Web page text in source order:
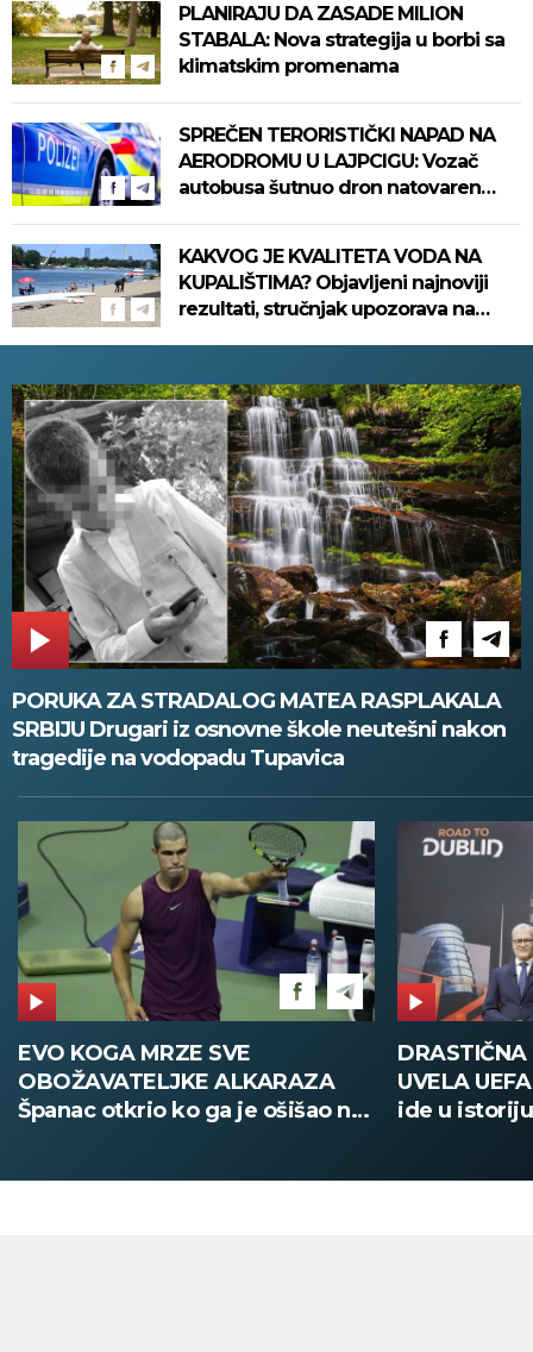
PLANIRAJU DA ZASADE MILION
STABALA: Nova strategija u borbi sa
klimatskim promenama
SPREČEN TERORISTIČKI NAPAD NA
AERODROMU U LAJPCIGU: Vozač
autobusa šutnuo dron natovaren
KAKVOG JE KVALITETA VODA NA
KUPALIŠTIMA? Objavljeni najnoviji
rezultati, stručnjak upozorava na
PORUKA ZA STRADALOG MATEA RASPLAKALA
SRBIJU Drugari iz osnovne škole neutešni nakon
tragedije na vodopadu Tupavica
DRASTIČNA PROMENA KOJU JE
UVELA UEFA Stari način žreba
ide u istoriju, od sada sve
POŽAR U
Deca i